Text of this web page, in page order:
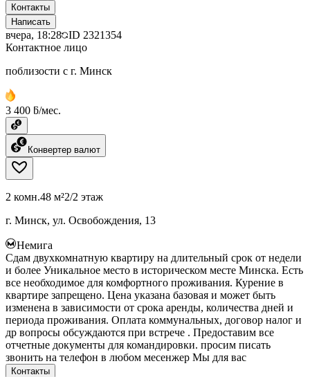
Контакты
Написать
вчера, 18:28 ID 2321354
Контактное лицо
поблизости с г. Минск
3 400 ƃ/мес.
Конвертер валют
2 комн.48 м²2/2 этаж
г. Минск, ул. Освобождения, 13
Немига
Сдам двухкомнатную квартиру на длительный срок от недели
и более Уникальное место в историческом месте Минска. Есть
все необходимое для комфортного проживания. Курение в
квартире запрещено. Цена указана базовая и может быть
изменена в зависимости от срока аренды, количества дней и
периода проживания. Оплата коммунальных, договор налог и
др вопросы обсуждаются при встрече . Предоставим все
отчетные документы для командировки. просим писать
звонить на телефон в любом месенжер Мы для вас
Контакты